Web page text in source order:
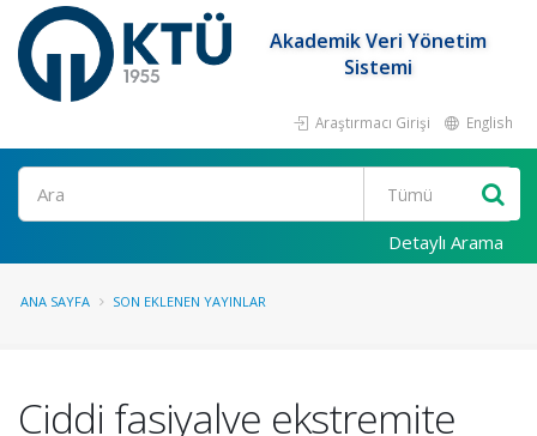
Akademik Veri Yönetim
Sistemi
Araştırmacı Girişi English
Ara
Detaylı Arama
ANA SAYFA SON EKLENEN YAYINLAR
Ciddi fasiyalve ekstremite